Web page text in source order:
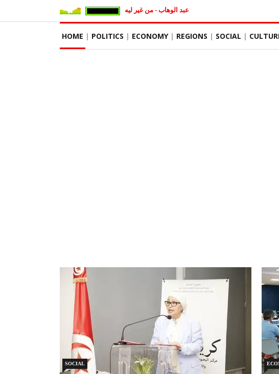
عبد الوهاب - من غير ليه
HOME POLITICS ECONOMY REGIONS SOCIAL
SOCIAL